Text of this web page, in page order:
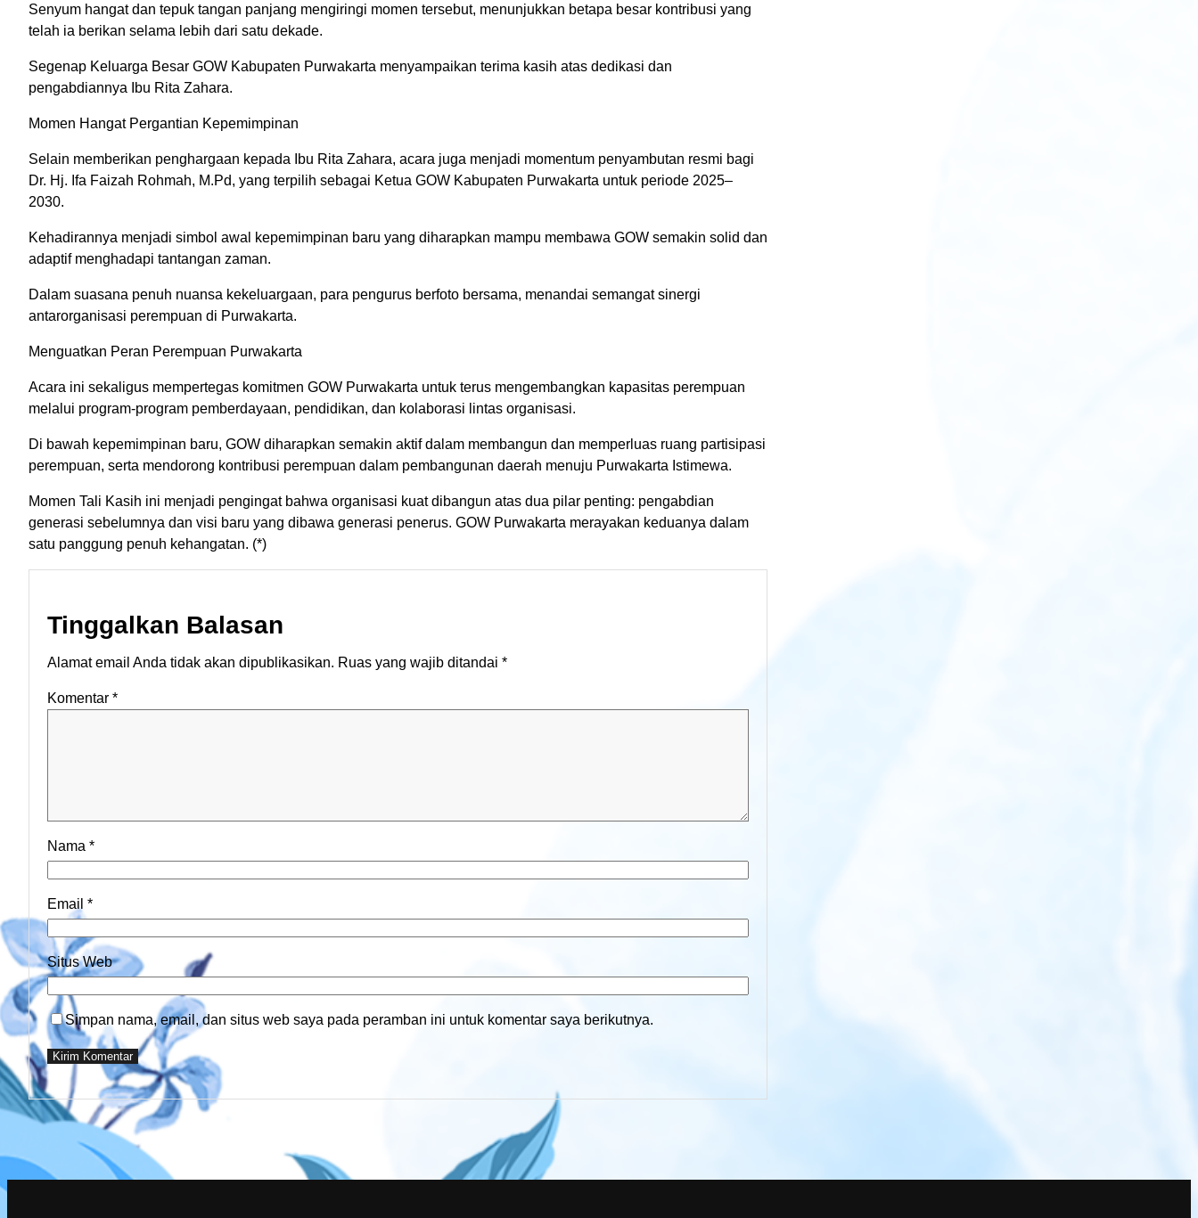
Senyum hangat dan tepuk tangan panjang mengiringi momen tersebut, menunjukkan betapa besar kontribusi yang
telah ia berikan selama lebih dari satu dekade.
Segenap Keluarga Besar GOW Kabupaten Purwakarta menyampaikan terima kasih atas dedikasi dan
pengabdiannya Ibu Rita Zahara.
Momen Hangat Pergantian Kepemimpinan
Selain memberikan penghargaan kepada Ibu Rita Zahara, acara juga menjadi momentum penyambutan resmi bagi
Dr. Hj. Ifa Faizah Rohmah, M.Pd, yang terpilih sebagai Ketua GOW Kabupaten Purwakarta untuk periode 2025–
2030.
Kehadirannya menjadi simbol awal kepemimpinan baru yang diharapkan mampu membawa GOW semakin solid dan
adaptif menghadapi tantangan zaman.
Dalam suasana penuh nuansa kekeluargaan, para pengurus berfoto bersama, menandai semangat sinergi
antarorganisasi perempuan di Purwakarta.
Menguatkan Peran Perempuan Purwakarta
Acara ini sekaligus mempertegas komitmen GOW Purwakarta untuk terus mengembangkan kapasitas perempuan
melalui program-program pemberdayaan, pendidikan, dan kolaborasi lintas organisasi.
Di bawah kepemimpinan baru, GOW diharapkan semakin aktif dalam membangun dan memperluas ruang partisipasi
perempuan, serta mendorong kontribusi perempuan dalam pembangunan daerah menuju Purwakarta Istimewa.
Momen Tali Kasih ini menjadi pengingat bahwa organisasi kuat dibangun atas dua pilar penting: pengabdian
generasi sebelumnya dan visi baru yang dibawa generasi penerus. GOW Purwakarta merayakan keduanya dalam
satu panggung penuh kehangatan. (*)
Tinggalkan Balasan
Alamat email Anda tidak akan dipublikasikan. Ruas yang wajib ditandai *
Komentar *
Nama *
Email *
Situs Web
Simpan nama, email, dan situs web saya pada peramban ini untuk komentar saya berikutnya.